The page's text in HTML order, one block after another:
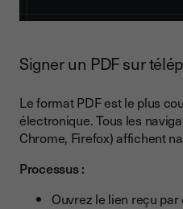
Signer un PDF sur
Le format PDF est le plus
électronique. Tous les
Chrome, Firefox) affichent
Processus :
Ouvrez le lien reçu par